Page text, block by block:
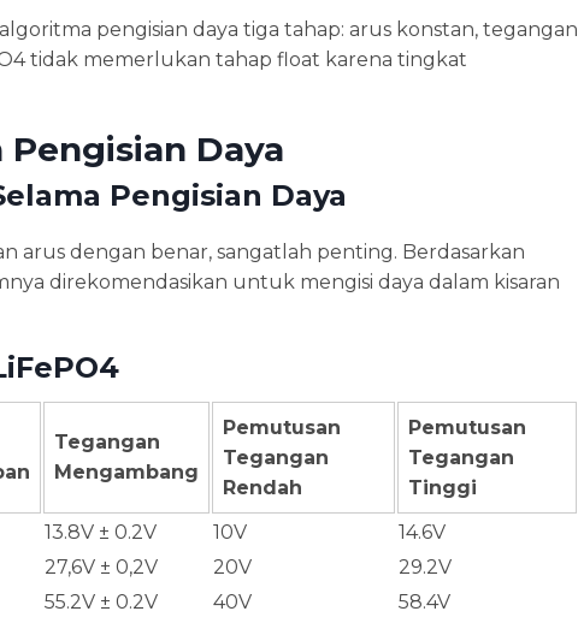
pengisian daya tiga tahap: arus konstan, tegangan
tidak memerlukan tahap float karena tingkat
Daya
Pengisian Daya
arus dengan benar, sangatlah penting. Berdasarkan
direkomendasikan untuk mengisi daya dalam kisaran
Tegangan
Mengambang
Pemutusan
Tegangan
Rendah
Pemutusan
Tegangan
Tinggi
13.8V ± 0.2V 10V
14.6V
27,6V ± 0,2V 20V
29.2V
55.2V ± 0.2V 40V 58.4V